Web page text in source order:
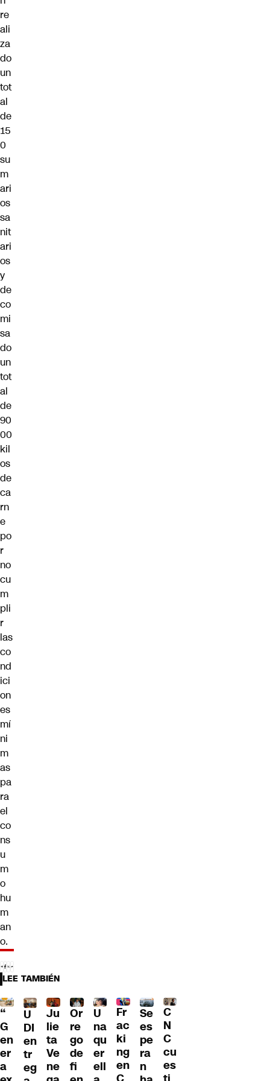
re
ali
za
do
un
tot
al
de
15
0
su
m
ari
os
sa
nit
ari
os
y
de
co
mi
sa
do
un
tot
al
de
90
00
kil
os
de
ca
rn
e
po
r
no
cu
m
pli
r
las
co
nd
ici
on
es
mí
ni
m
as
pa
ra
el
co
ns
u
m
o
hu
m
an
o.
LEE TAMBIÉN
“
G
en
er
a
U
DI
en
tr
eg
Ju
lie
ta
Ve
ne
Or
re
go
de
fi
U
na
qu
er
ell
Fr
ac
ki
ng
en
Se
es
pe
ra
n
C
N
C
cu
es